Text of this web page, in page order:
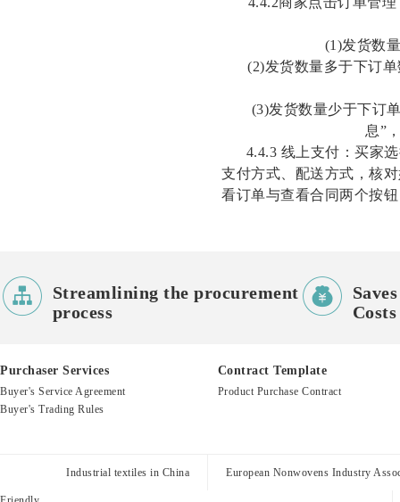
(1)发货数
(2)发货数量多于下订
(3)发货数量少于下订
息”
4.4.3 线上支付：买家
支付方式、配送方式，核
看订单与查看合同两个按
 Streamlining the procurement
process
 Costs
Purchaser Services
Buyer's Service Agreement
Buyer's Trading Rules
Contract Template
Product Purchase Contract
Industrial textiles in China European Nonwovens Industry